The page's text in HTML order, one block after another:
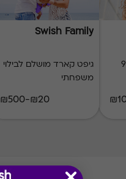
900
Swish Family
גיפט קארד מושלם לבילוי
משפחתי
₪20-₪500